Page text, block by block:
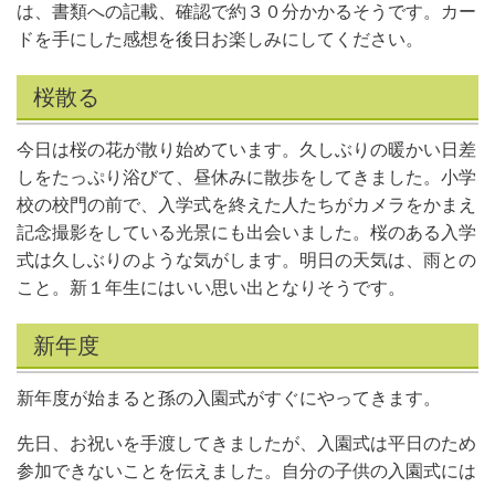
は、書類への記載、確認で約３０分かかるそうです。カー
ドを手にした感想を後日お楽しみにしてください。
桜散る
今日は桜の花が散り始めています。久しぶりの暖かい日差
しをたっぷり浴びて、昼休みに散歩をしてきました。小学
校の校門の前で、入学式を終えた人たちがカメラをかまえ
記念撮影をしている光景にも出会いました。桜のある入学
式は久しぶりのような気がします。明日の天気は、雨との
こと。新１年生にはいい思い出となりそうです。
新年度
新年度が始まると孫の入園式がすぐにやってきます。
先日、お祝いを手渡してきましたが、入園式は平日のため
参加できないことを伝えました。自分の子供の入園式には